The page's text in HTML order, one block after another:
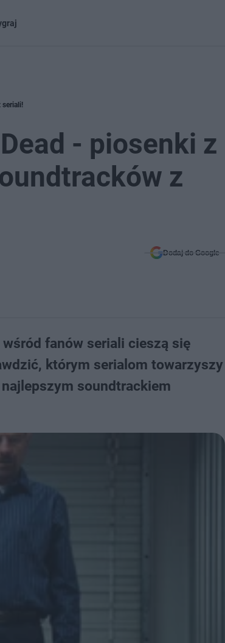
seriali!
- piosenki z
z
Dodaj do Google
fanów seriali cieszą się
którym serialom towarzyszy
soundtrackiem